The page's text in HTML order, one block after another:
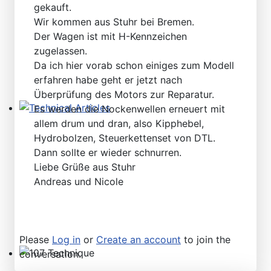
Technical Articles
gekauft.
Wir kommen aus Stuhr bei Bremen.
Der Wagen ist mit H-Kennzeichen
zugelassen.
Da ich hier vorab schon einiges zum Modell
erfahren habe geht er jetzt nach
Überprüfung des Motors zur Reparatur.
Es werden die Nockenwellen erneuert mit
allem drum und dran, also Kipphebel,
Hydrobolzen, Steuerkettenset von DTL.
Dann sollte er wieder schnurren.
Liebe Grüße aus Stuhr
Andreas und Nicole
Please Log in or Create an account to join the
conversation.